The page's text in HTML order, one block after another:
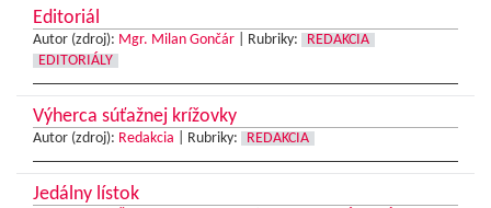
Editoriál
Autor (zdroj): Mgr. Milan Gončár Rubriky:
REDAKCIA
EDITORIÁLY
Výherca súťažnej krížovky
Autor (zdroj): Redakcia Rubriky: REDAKCIA
Jedálny lístok